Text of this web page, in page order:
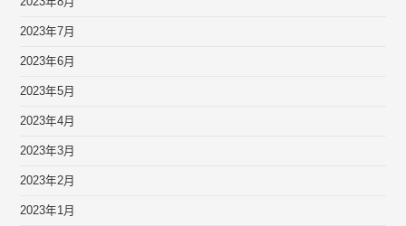
2023年7月
2023年6月
2023年5月
2023年4月
2023年3月
2023年2月
2023年1月